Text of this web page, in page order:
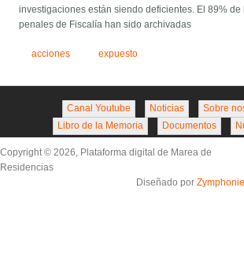
investigaciones están siendo deficientes. El 89%
penales de Fiscalía han sido archivadas
acciones expuesto
Sobre
Noticias
Canal Youtube
Documentos
Libro de la Memoria
Copyright © 2026, Plataforma digital de Marea de
Residencias
Diseñado por